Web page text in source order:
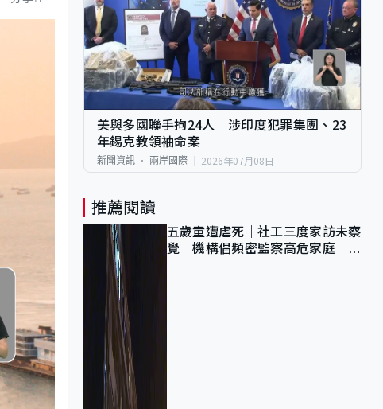
美與多國聯手拘24人 涉印度犯罪集團、23
年錫克教領袖命案
新聞資訊 兩岸國際 2026年07月08日
推薦閱讀
五歲童遭虐死｜社工三度家訪未察
覺 機構倡頻密監察高危家庭 管